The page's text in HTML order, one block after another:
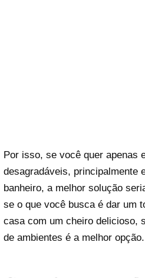
Por isso, se você quer apenas
desagradáveis, principalmente
banheiro, a melhor solução
se o que você busca é dar um
casa com um cheiro delicioso,
de ambientes é a melhor opção.